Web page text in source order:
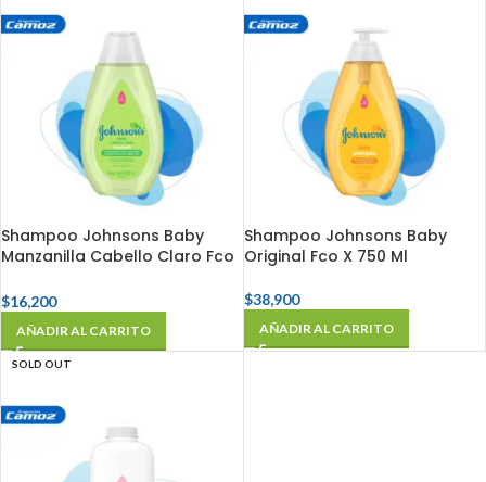
Shampoo Johnsons Baby
Manzanilla Cabello Claro Fco
$16,200
AÑADIR AL CARRITO
Shampoo Johnsons Baby
Original Fco X 750 Ml
$38,900
AÑADIR AL CARRITO
SOLD OUT